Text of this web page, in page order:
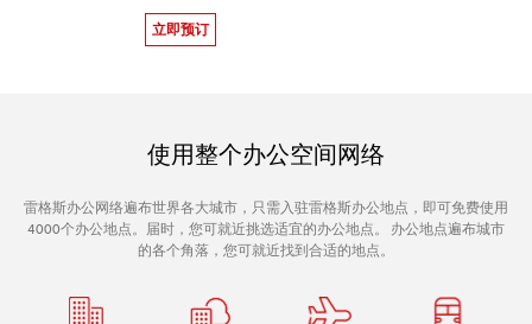
立即预订
使用整个办公空间网络
雷格斯办公网络遍布世界各大城市，只需入驻雷格斯办公地点，即可免费使用
4000个办公地点。届时，您可就近挑选适宜的办公地点。 办公地点遍布城市
的各个角落，您可就近找到合适的地点。